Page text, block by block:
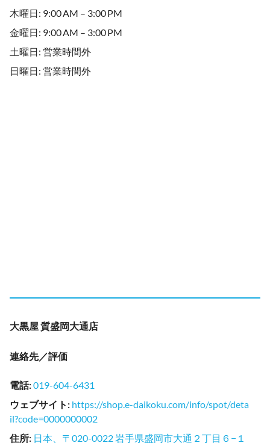
木曜日: 9:00 AM – 3:00 PM
金曜日: 9:00 AM – 3:00 PM
土曜日: 営業時間外
日曜日: 営業時間外
大黒屋 質盛岡大通店
連絡先／評価
電話:019-604-6431
ウェブサイト : https://shop.e-daikoku.com/info/spot/deta
il?code=0000000002
住所: 日本、〒020-0022 岩手県盛岡市大通２丁目６−１